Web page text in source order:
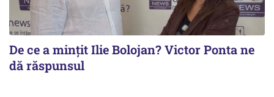
De ce a mințit Ilie Bolojan? Victor Ponta ne
dă răspunsul